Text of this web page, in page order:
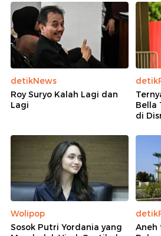
detikNews
Roy Suryo Kalah Lagi dan
Lagi
Bella
di
Wolipop
Sosok Putri Yordania yang
Aneh